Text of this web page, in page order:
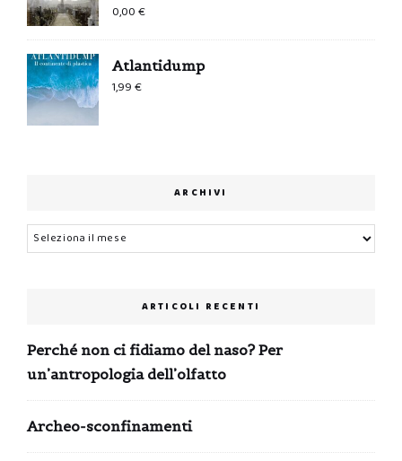
0,00€
Atlantidump
1,99€
ARCHIVI
Archivi
ARTICOLI RECENTI
Perché non ci fidiamo del naso? Per
un’antropologia dell’olfatto
Archeo-sconfinamenti